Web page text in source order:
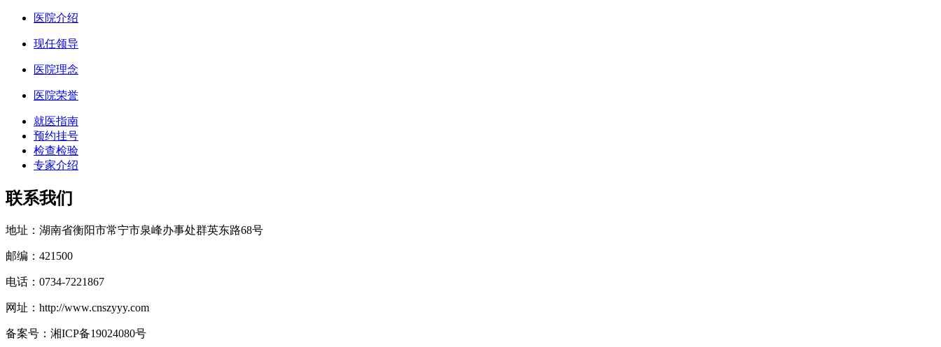
医院介绍
现任领导
医院理念
医院荣誉
就医指南
预约挂号
检查检验
专家介绍
联系我们
地址：湖南省衡阳市常宁市泉峰办事处群英东路68号
邮编：421500
电话：0734-7221867
网址：http://www.cnszyyy.com
备案号：湘ICP备19024080号